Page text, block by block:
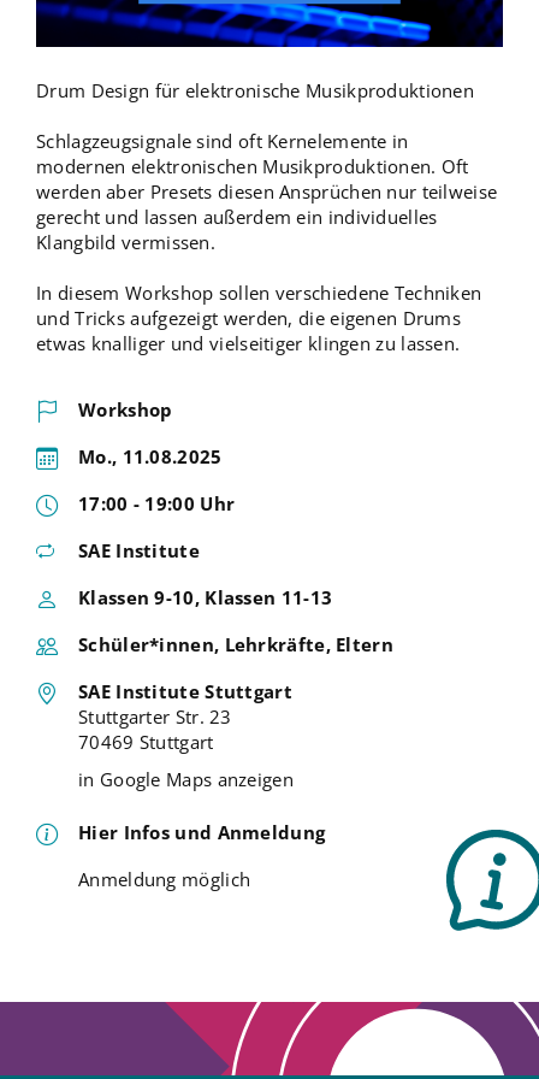
Drum Design für elektronische Musikproduktionen
Schlagzeugsignale sind oft Kernelemente in
modernen elektronischen Musikproduktionen. Oft
werden aber Presets diesen Ansprüchen nur teilweise
gerecht und lassen außerdem ein individuelles
Klangbild vermissen.
In diesem Workshop sollen verschiedene Techniken
und Tricks aufgezeigt werden, die eigenen Drums
etwas knalliger und vielseitiger klingen zu lassen.
Workshop
Mo., 11.08.2025
17:00 - 19:00 Uhr
SAE Institute
Klassen 9-10, Klassen 11-13
Schüler*innen, Lehrkräfte, Eltern
SAE Institute Stuttgart
Stuttgarter Str. 23
70469 Stuttgart
in Google Maps anzeigen
Hier Infos und Anmeldung
Anmeldung möglich